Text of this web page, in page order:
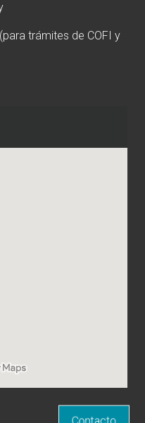
trámites de COFI y